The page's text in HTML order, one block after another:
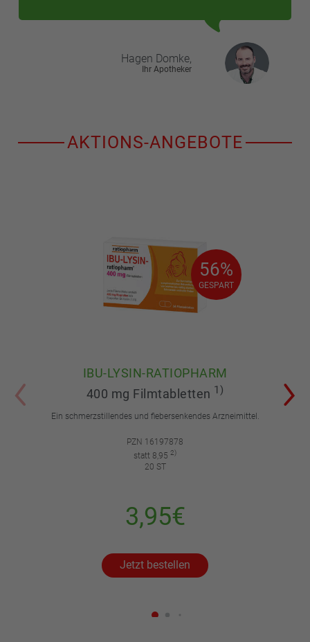
Hagen Domke,
Ihr Apotheker
AKTIONS-ANGEBOTE
56%
GESPART
56%
GESPART
IBU-LYSIN-RATIOPHARM
400 mg Filmtabletten 1)
Ein schmerzstillendes und fiebersenkendes Arzneimittel.
PZN 16197878
statt 8,95 2)
20 ST
3,95€
Jetzt bestellen